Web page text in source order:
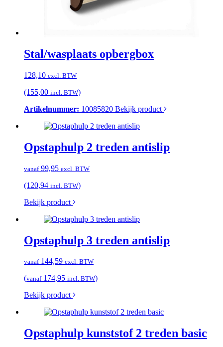
Stal/wasplaats opbergbox
128,10 excl. BTW
(155,00 incl. BTW)
Artikelnummer: 10085820 Bekijk product
Opstaphulp 2 treden antislip
vanaf99,95 excl. BTW
(120,94 incl. BTW)
Bekijk product
Opstaphulp 3 treden antislip
vanaf144,59 excl. BTW
(vanaf174,95 incl. BTW)
Bekijk product
Opstaphulp kunststof 2 treden basic